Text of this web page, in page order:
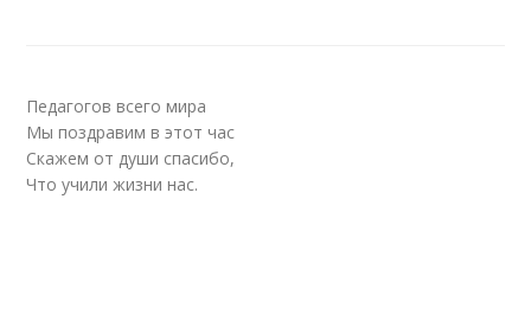
Педагогов всего мира
Мы поздравим в этот час
Скажем от души спасибо,
Что учили жизни нас.